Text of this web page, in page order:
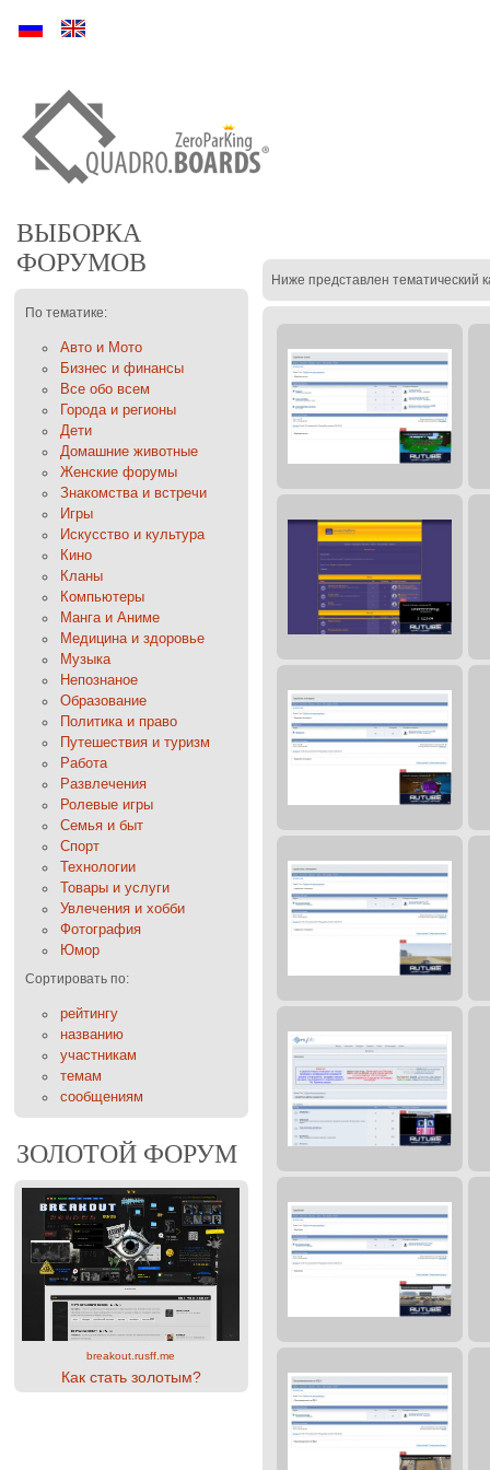
Ру En
ВЫБОРКА
ФОРУМОВ
По тематике:
Авто и Мото
Бизнес и финансы
Все обо всем
Города и регионы
Дети
Домашние животные
Женские форумы
Знакомства и встречи
Игры
Искусство и культура
Кино
Кланы
Компьютеры
Манга и Аниме
Медицина и здоровье
Музыка
Непознаное
Образование
Политика и право
Путешествия и туризм
Работа
Развлечения
Ролевые игры
Семья и быт
Спорт
Технологии
Товары и услуги
Увлечения и хобби
Фотография
Юмор
Сортировать по:
рейтингу
названию
участникам
темам
сообщениям
ЗОЛОТОЙ ФОРУМ
breakout.rusff.me
Как стать золотым?
Ниже представлен тематический